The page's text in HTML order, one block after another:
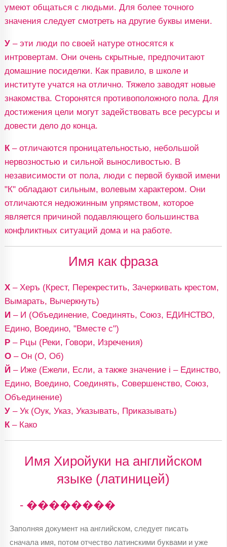
умеют общаться с людьми. Для более точного
значения следует смотреть на другие буквы имени.
У– эти люди по своей натуре относятся к
интровертам. Они очень скрытные, предпочитают
домашние посиделки. Как правило, в школе и
институте учатся на отлично. Тяжело заводят новые
знакомства. Сторонятся противоположного пола. Для
достижения цели могут задействовать все ресурсы и
довести дело до конца.
К– отличаются проницательностью, небольшой
нервозностью и сильной выносливостью. В
независимости от пола, люди с первой буквой имени
"К" обладают сильным, волевым характером. Они
отличаются недюжинным упрямством, которое
является причиной подавляющего большинства
конфликтных ситуаций дома и на работе.
Имя как фраза
Х– Херъ (Крест, Перекрестить, Зачеркивать крестом,
Вымарать, Вычеркнуть)
И – И (Объединение, Соединять, Союз, ЕДИНСТВО,
Едино, Воедино, "Вместе с")
Р– Рцы (Реки, Говори, Изречения)
О– Он (О, Об)
Й – Иже (Ежели, Если, а также значение i – Единство,
Едино, Воедино, Соединять, Совершенство, Союз,
Объединение)
У– Ук (Оук, Указ, Указывать, Приказывать)
К– Како
Имя Хиройуки на английском
языке (латиницей)
- ��������
Заполняя документ на английском, следует писать
сначала имя, потом отчество латинскими буквами и уже